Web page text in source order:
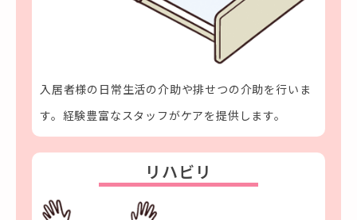
入居者様の日常生活の介助や排せつの介助を行いま
す。経験豊富なスタッフがケアを提供します。
リハビリ